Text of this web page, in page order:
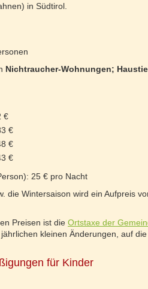
in Südtirol.
Nichtraucher-Wohnungen;
€
€
€
€
25 € pro Nacht
die Wintersaison wird ein Aufpreis
Preisen ist die Ortstaxe der
kleinen Änderungen, auf
für Kinder